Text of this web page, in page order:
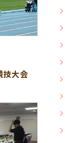
技大会